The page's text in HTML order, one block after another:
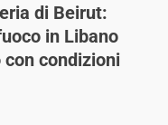
di Beirut:
in Libano
con condizioni